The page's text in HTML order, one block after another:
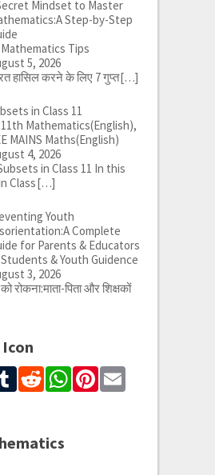
Mindset to Master
Step-by-Step
Tips
5, 2026
हासिल करने के लिए 7 गुप्त[…]
in Class 11
Mathematics(English),
MAINS Maths(English)
4, 2026
in Class 11 In this
Class[…]
Youth
Complete
for Parents & Educators
& Youth Guidence
3, 2026
रोकना:माता-पिता और शिक्षकों
Tumblr
Reddit
WhatsApp
Pinterest
Email